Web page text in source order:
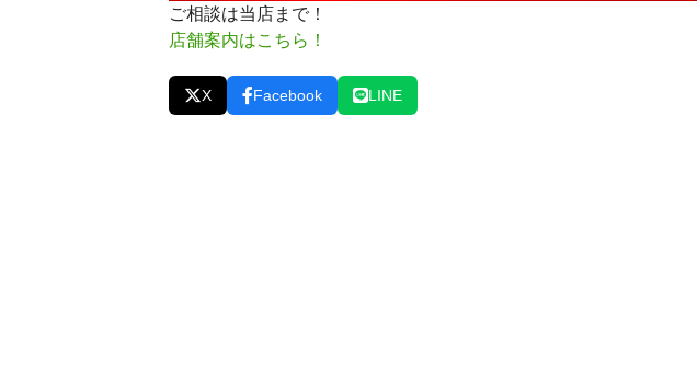
ご相談は当店まで！
店舗案内はこちら！
X Facebook LINE